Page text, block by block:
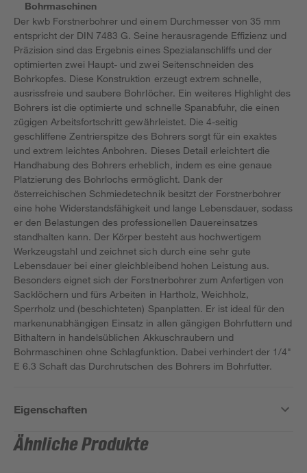
Bohrmaschinen
Der kwb Forstnerbohrer und einem Durchmesser von 35 mm
entspricht der DIN 7483 G. Seine herausragende Effizienz und
Präzision sind das Ergebnis eines Spezialanschliffs und der
optimierten zwei Haupt- und zwei Seitenschneiden des
Bohrkopfes. Diese Konstruktion erzeugt extrem schnelle,
ausrissfreie und saubere Bohrlöcher. Ein weiteres Highlight des
Bohrers ist die optimierte und schnelle Spanabfuhr, die einen
zügigen Arbeitsfortschritt gewährleistet. Die 4-seitig
geschliffene Zentrierspitze des Bohrers sorgt für ein exaktes
und extrem leichtes Anbohren. Dieses Detail erleichtert die
Handhabung des Bohrers erheblich, indem es eine genaue
Platzierung des Bohrlochs ermöglicht. Dank der
österreichischen Schmiedetechnik besitzt der Forstnerbohrer
eine hohe Widerstandsfähigkeit und lange Lebensdauer, sodass
er den Belastungen des professionellen Dauereinsatzes
standhalten kann. Der Körper besteht aus hochwertigem
Werkzeugstahl und zeichnet sich durch eine sehr gute
Lebensdauer bei einer gleichbleibend hohen Leistung aus.
Besonders eignet sich der Forstnerbohrer zum Anfertigen von
Sacklöchern und fürs Arbeiten in Hartholz, Weichholz,
Sperrholz und (beschichteten) Spanplatten. Er ist ideal für den
markenunabhängigen Einsatz in allen gängigen Bohrfuttern und
Bithaltern in handelsüblichen Akkuschraubern und
Bohrmaschinen ohne Schlagfunktion. Dabei verhindert der 1/4"
E 6.3 Schaft das Durchrutschen des Bohrers im Bohrfutter.
Eigenschaften
Ähnliche Produkte